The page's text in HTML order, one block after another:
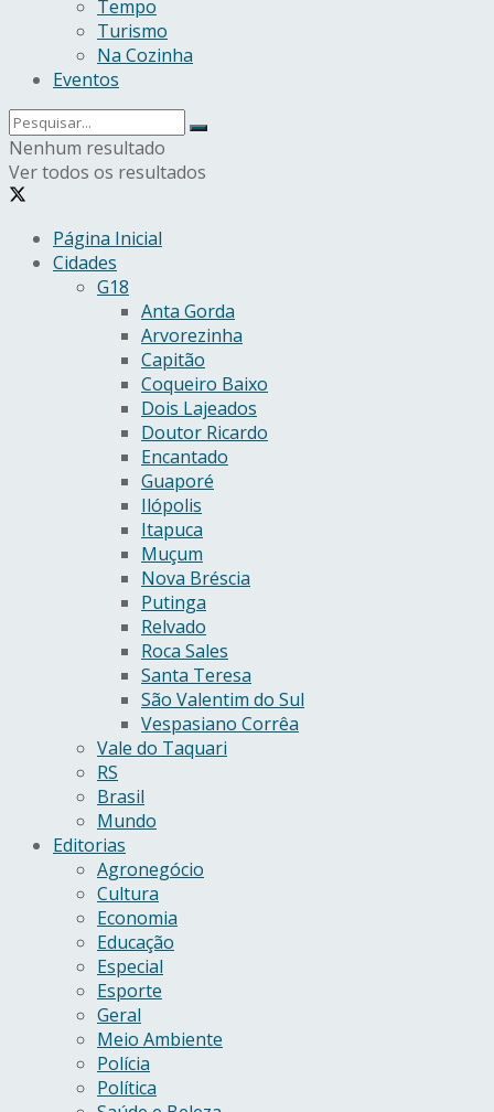
Tempo
Turismo
Na Cozinha
Eventos
Nenhum resultado
Ver todos os resultados
Página Inicial
Cidades
G18
Anta Gorda
Arvorezinha
Capitão
Coqueiro Baixo
Dois Lajeados
Doutor Ricardo
Encantado
Guaporé
Ilópolis
Itapuca
Muçum
Nova Bréscia
Putinga
Relvado
Roca Sales
Santa Teresa
São Valentim do Sul
Vespasiano Corrêa
Vale do Taquari
RS
Brasil
Mundo
Editorias
Agronegócio
Cultura
Economia
Educação
Especial
Esporte
Geral
Meio Ambiente
Polícia
Política